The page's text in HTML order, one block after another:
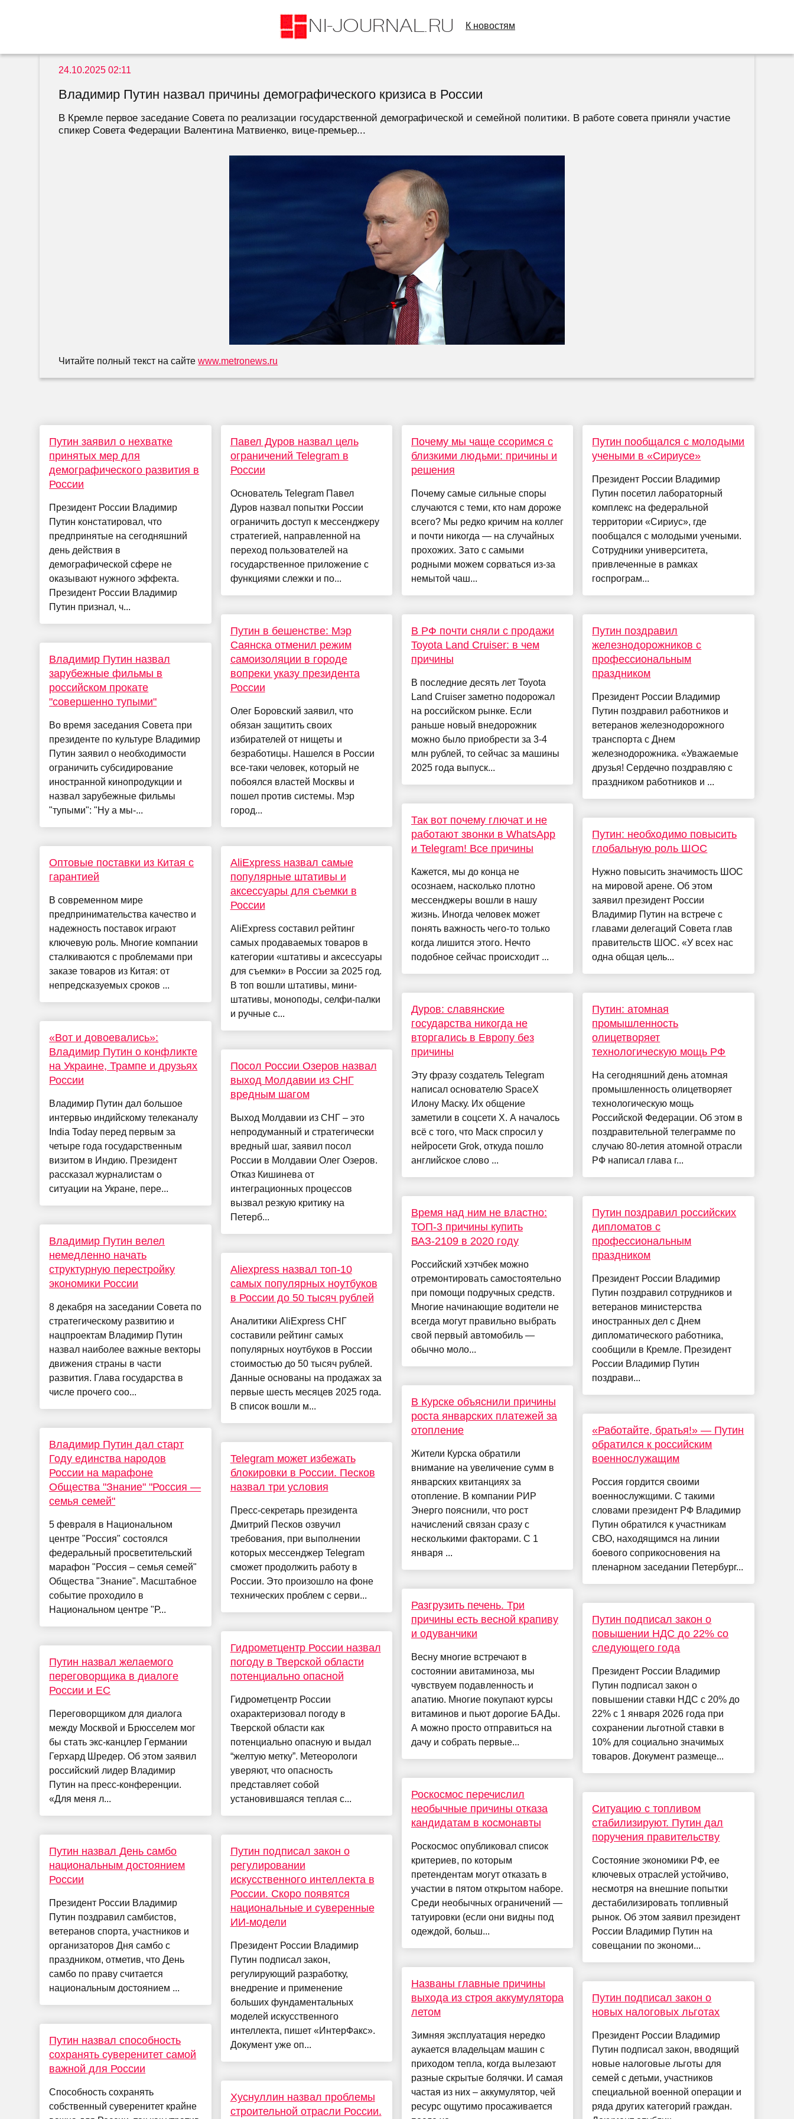
К новостям
24.10.2025 02:11
Владимир Путин назвал причины демографического кризиса в России
В Кремле первое заседание Совета по реализации государственной демографической и семейной политики. В работе совета приняли участие
спикер Совета Федерации Валентина Матвиенко, вице-премьер...
Читайте полный текст на сайтеwww.metronews.ru
Путин заявил о нехватке
принятых мер для
демографического развития в
России
Президент России Владимир
Путин констатировал, что
предпринятые на сегодняшний
день действия в
демографической сфере не
оказывают нужного эффекта.
Президент России Владимир
Путин признал, ч...
Владимир Путин назвал
зарубежные фильмы в
российском прокате
"совершенно тупыми"
Во время заседания Совета при
президенте по культуре Владимир
Путин заявил о необходимости
ограничить субсидирование
иностранной кинопродукции и
назвал зарубежные фильмы
"тупыми": "Ну а мы-...
Оптовые поставки из Китая с
гарантией
В современном мире
предпринимательства качество и
надежность поставок играют
ключевую роль. Многие компании
сталкиваются с проблемами при
заказе товаров из Китая: от
непредсказуемых сроков ...
«Вот и довоевались»:
Владимир Путин о конфликте
на Украине, Трампе и друзьях
России
Владимир Путин дал большое
интервью индийскому телеканалу
India Today перед первым за
четыре года государственным
визитом в Индию. Президент
рассказал журналистам о
ситуации на Укране, пере...
Владимир Путин велел
немедленно начать
структурную перестройку
экономики России
8 декабря на заседании Совета по
стратегическому развитию и
нацпроектам Владимир Путин
назвал наиболее важные векторы
движения страны в части
развития. Глава государства в
числе прочего соо...
Владимир Путин дал старт
Году единства народов
России на марафоне
Общества "Знание" "Россия —
семья семей"
5 февраля в Национальном
центре "Россия" состоялся
федеральный просветительский
марафон "Россия – семья семей"
Общества "Знание". Масштабное
событие проходило в
Национальном центре "Р...
Путин назвал желаемого
переговорщика в диалоге
России и ЕС
Переговорщиком для диалога
между Москвой и Брюсселем мог
бы стать экс-канцлер Германии
Герхард Шредер. Об этом заявил
российский лидер Владимир
Путин на пресс-конференции.
«Для меня л...
Путин назвал День самбо
национальным достоянием
России
Президент России Владимир
Путин поздравил самбистов,
ветеранов спорта, участников и
организаторов Дня самбо с
праздником, отметив, что День
самбо по праву считается
национальным достоянием ...
Путин назвал способность
сохранять суверенитет самой
важной для России
Способность сохранять
собственный суверенитет крайне
Павел Дуров назвал цель
ограничений Telegram в
России
Основатель Telegram Павел
Дуров назвал попытки России
ограничить доступ к мессенджеру
стратегией, направленной на
переход пользователей на
государственное приложение с
функциями слежки и по...
Путин в бешенстве: Мэр
Саянска отменил режим
самоизоляции в городе
вопреки указу президента
России
Олег Боровский заявил, что
обязан защитить своих
избирателей от нищеты и
безработицы. Нашелся в России
все-таки человек, который не
побоялся властей Москвы и
пошел против системы. Мэр
город...
AliExpress назвал самые
популярные штативы и
аксессуары для съемки в
России
AliExpress составил рейтинг
самых продаваемых товаров в
категории «штативы и аксессуары
для съемки» в России за 2025 год.
В топ вошли штативы, мини-
штативы, моноподы, селфи-палки
и ручные с...
Посол России Озеров назвал
выход Молдавии из СНГ
вредным шагом
Выход Молдавии из СНГ – это
непродуманный и стратегически
вредный шаг, заявил посол
России в Молдавии Олег Озеров.
Отказ Кишинева от
интеграционных процессов
вызвал резкую критику на
Петерб...
Aliexpress назвал топ-10
самых популярных ноутбуков
в России до 50 тысяч рублей
Аналитики AliExpress СНГ
составили рейтинг самых
популярных ноутбуков в России
стоимостью до 50 тысяч рублей.
Данные основаны на продажах за
первые шесть месяцев 2025 года.
В список вошли м...
Telegram может избежать
блокировки в России. Песков
назвал три условия
Пресс-секретарь президента
Дмитрий Песков озвучил
требования, при выполнении
которых мессенджер Telegram
сможет продолжить работу в
России. Это произошло на фоне
технических проблем с серви...
Гидрометцентр России назвал
погоду в Тверской области
потенциально опасной
Гидрометцентр России
охарактеризовал погоду в
Тверской области как
потенциально опасную и выдал
“желтую метку”. Метеорологи
уверяют, что опасность
представляет собой
установившаяся теплая с...
Путин подписал закон о
регулировании
искусственного интеллекта в
России. Скоро появятся
национальные и суверенные
ИИ-модели
Президент России Владимир
Путин подписал закон,
регулирующий разработку,
внедрение и применение
больших фундаментальных
моделей искусственного
интеллекта, пишет «ИнтерФакс».
Документ уже оп...
Хуснуллин назвал проблемы
строительной отрасли России.
Почему мы чаще ссоримся с
близкими людьми: причины и
решения
Почему самые сильные споры
случаются с теми, кто нам дороже
всего? Мы редко кричим на коллег
и почти никогда — на случайных
прохожих. Зато с самыми
родными можем сорваться из-за
немытой чаш...
В РФ почти сняли с продажи
Toyota Land Cruiser: в чем
причины
В последние десять лет Toyota
Land Cruiser заметно подорожал
на российском рынке. Если
раньше новый внедорожник
можно было приобрести за 3-4
млн рублей, то сейчас за машины
2025 года выпуск...
Так вот почему глючат и не
работают звонки в WhatsApp
и Telegram! Все причины
Кажется, мы до конца не
осознаем, насколько плотно
мессенджеры вошли в нашу
жизнь. Иногда человек может
понять важность чего-то только
когда лишится этого. Нечто
подобное сейчас происходит ...
Дуров: славянские
государства никогда не
вторгались в Европу без
причины
Эту фразу создатель Telegram
написал основателю SpaceX
Илону Маску. Их общение
заметили в соцсети Х. А началось
всё с того, что Маск спросил у
нейросети Grok, откуда пошло
английское слово ...
Время над ним не властно:
ТОП-3 причины купить
ВАЗ-2109 в 2020 году
Российский хэтчбек можно
отремонтировать самостоятельно
при помощи подручных средств.
Многие начинающие водители не
всегда могут правильно выбрать
свой первый автомобиль —
обычно моло...
В Курске объяснили причины
роста январских платежей за
отопление
Жители Курска обратили
внимание на увеличение сумм в
январских квитанциях за
отопление. В компании РИР
Энерго пояснили, что рост
начислений связан сразу с
несколькими факторами. С 1
января ...
Разгрузить печень. Три
причины есть весной крапиву
и одуванчики
Весну многие встречают в
состоянии авитаминоза, мы
чувствуем подавленность и
апатию. Многие покупают курсы
витаминов и пьют дорогие БАДы.
А можно просто отправиться на
дачу и собрать первые...
Роскосмос перечислил
необычные причины отказа
кандидатам в космонавты
Роскосмос опубликовал список
критериев, по которым
претендентам могут отказать в
участии в пятом открытом наборе.
Среди необычных ограничений —
татуировки (если они видны под
одеждой, больш...
Названы главные причины
выхода из строя аккумулятора
летом
Зимняя эксплуатация нередко
аукается владельцам машин с
приходом тепла, когда вылезают
разные скрытые болячки. И самая
частая из них – аккумулятор, чей
ресурс ощутимо просаживается
Путин пообщался с молодыми
учеными в «Сириусе»
Президент России Владимир
Путин посетил лабораторный
комплекс на федеральной
территории «Сириус», где
пообщался с молодыми учеными.
Сотрудники университета,
привлеченные в рамках
госпрограм...
Путин поздравил
железнодорожников с
профессиональным
праздником
Президент России Владимир
Путин поздравил работников и
ветеранов железнодорожного
транспорта с Днем
железнодорожника. «Уважаемые
друзья! Сердечно поздравляю с
праздником работников и ...
Путин: необходимо повысить
глобальную роль ШОС
Нужно повысить значимость ШОС
на мировой арене. Об этом
заявил президент России
Владимир Путин на встрече с
главами делегаций Совета глав
правительств ШОС. «У всех нас
одна общая цель...
Путин: атомная
промышленность
олицетворяет
технологическую мощь РФ
На сегодняшний день атомная
промышленность олицетворяет
технологическую мощь
Российской Федерации. Об этом в
поздравительной телеграмме по
случаю 80-летия атомной отрасли
РФ написал глава г...
Путин поздравил российских
дипломатов с
профессиональным
праздником
Президент России Владимир
Путин поздравил сотрудников и
ветеранов министерства
иностранных дел с Днем
дипломатического работника,
сообщили в Кремле. Президент
России Владимир Путин
поздрави...
«Работайте, братья!» — Путин
обратился к российским
военнослужащим
Россия гордится своими
военнослужщими. С такими
словами президент РФ Владимир
Путин обратился к участникам
СВО, находящимся на линии
боевого соприкосновения на
пленарном заседании Петербург...
Путин подписал закон о
повышении НДС до 22% со
следующего года
Президент России Владимир
Путин подписал закон о
повышении ставки НДС с 20% до
22% с 1 января 2026 года при
сохранении льготной ставки в
10% для социально значимых
товаров. Документ размеще...
Ситуацию с топливом
стабилизируют. Путин дал
поручения правительству
Состояние экономики РФ, ее
ключевых отраслей устойчиво,
несмотря на внешние попытки
дестабилизировать топливный
рынок. Об этом заявил президент
России Владимир Путин на
совещании по экономи...
Путин подписал закон о
новых налоговых льготах
Президент России Владимир
Путин подписал закон, вводящий
новые налоговые льготы для
семей с детьми, участников
специальной военной операции и
ряда других категорий граждан.